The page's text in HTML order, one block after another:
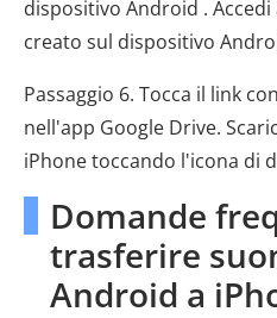
dispositivo Android .
creato sul dispositivo
Passaggio 6. Tocca il link
nell'app Google Drive.
iPhone toccando l'icona di
Domande
trasferire
Android a